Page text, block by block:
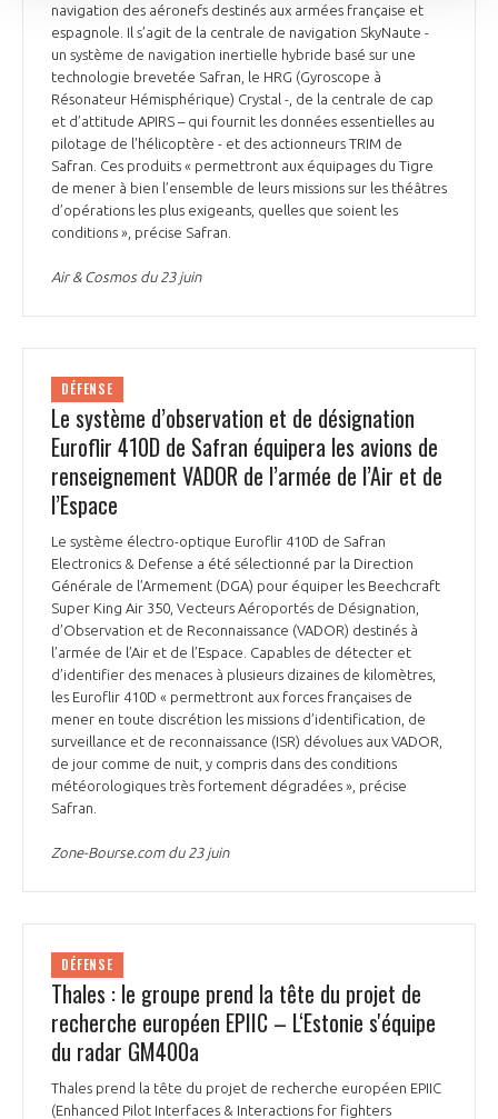
navigation des aéronefs destinés aux armées française et
espagnole. Il s’agit de la centrale de navigation SkyNaute -
un système de navigation inertielle hybride basé sur une
technologie brevetée Safran, le HRG (Gyroscope à
Résonateur Hémisphérique) Crystal -, de la centrale de cap
et d’attitude APIRS – qui fournit les données essentielles au
pilotage de l'hélicoptère - et des actionneurs TRIM de
Safran. Ces produits « permettront aux équipages du Tigre
de mener à bien l’ensemble de leurs missions sur les théâtres
d’opérations les plus exigeants, quelles que soient les
conditions », précise Safran.
Air & Cosmos du 23 juin
DÉFENSE
Le système d’observation et de désignation
Euroflir 410D de Safran équipera les avions de
renseignement VADOR de l’armée de l’Air et de
l’Espace
Le système électro-optique Euroflir 410D de Safran
Electronics & Defense a été sélectionné par la Direction
Générale de l’Armement (DGA) pour équiper les Beechcraft
Super King Air 350, Vecteurs Aéroportés de Désignation,
d’Observation et de Reconnaissance (VADOR) destinés à
l’armée de l’Air et de l’Espace. Capables de détecter et
d’identifier des menaces à plusieurs dizaines de kilomètres,
les Euroflir 410D « permettront aux forces françaises de
mener en toute discrétion les missions d’identification, de
surveillance et de reconnaissance (ISR) dévolues aux VADOR,
de jour comme de nuit, y compris dans des conditions
météorologiques très fortement dégradées », précise
Safran.
Zone-Bourse.com du 23 juin
DÉFENSE
Thales : le groupe prend la tête du projet de
recherche européen EPIIC – L‘Estonie s'équipe
du radar GM400a
Thales prend la tête du projet de recherche européen EPIIC
(Enhanced Pilot Interfaces & Interactions for fighters